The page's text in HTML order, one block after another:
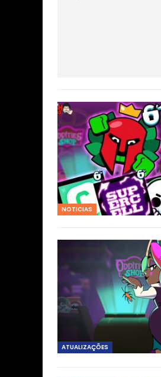
NOTICIAS
ATUALIZAÇÕES